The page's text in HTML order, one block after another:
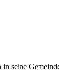
seine